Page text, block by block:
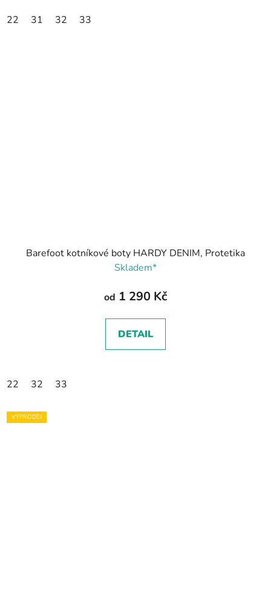
22 31 32 33
Barefoot kotníkové boty HARDY DENIM, Protetika
Skladem*
od 1 290 Kč
DETAIL
22 32 33
VÝPRODEJ